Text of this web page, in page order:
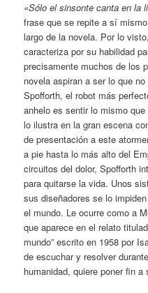
«Sólo el sinsonte canta en la
frase que se repite a sí
largo de la novela. Por lo
caracteriza por su habilidad
precisamente muchos de los
novela aspiran a ser lo que
Spofforth, el robot más
anhelo es sentir lo mismo
lo ilustra en la gran escena
de presentación a este
a pie hasta lo más alto del
circuitos del dolor, Spofforth
para quitarse la vida. Unos
sus diseñadores se lo
el mundo. Le ocurre como a
que aparece en el relato
mundo” escrito en 1958 por
de escuchar y resolver
humanidad, quiere poner fin a